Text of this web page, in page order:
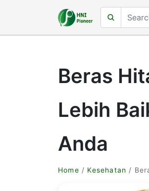
Beras
Lebih
Anda
Home / Kesehatan /